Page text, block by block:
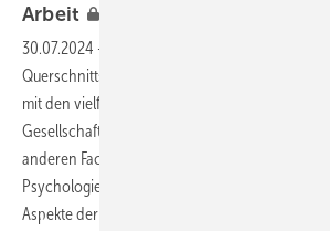
Arbeit
30.07.2024 -
Querschnittsfach, das sich über alle
mit den vielfältigen Wechselbeziehungen
Gesellschaft beschäftigt. Darüber hinaus schlägt
anderen Fachdisziplinen wie Sozialrecht,
Psychologie, Epidemiologie und Ökonomie. Im
Aspekte der praktischen sozialmedizinischen